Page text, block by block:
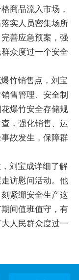
商品流入市场，
实人员密集场所
善应急预案，强
众度过一个安全
竹销售点，刘宝
售管理、安全制
爆竹安全存储规
，强化销售、运
故发生，保障群
刘宝成详细了解
访慰问活动。他
紧绷安全生产这
间值班值守，有
人民群众度过一